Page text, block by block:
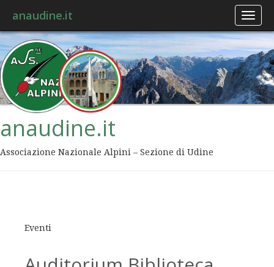
anaudine.it
anaudine.it
Associazione Nazionale Alpini – Sezione di Udine
Eventi